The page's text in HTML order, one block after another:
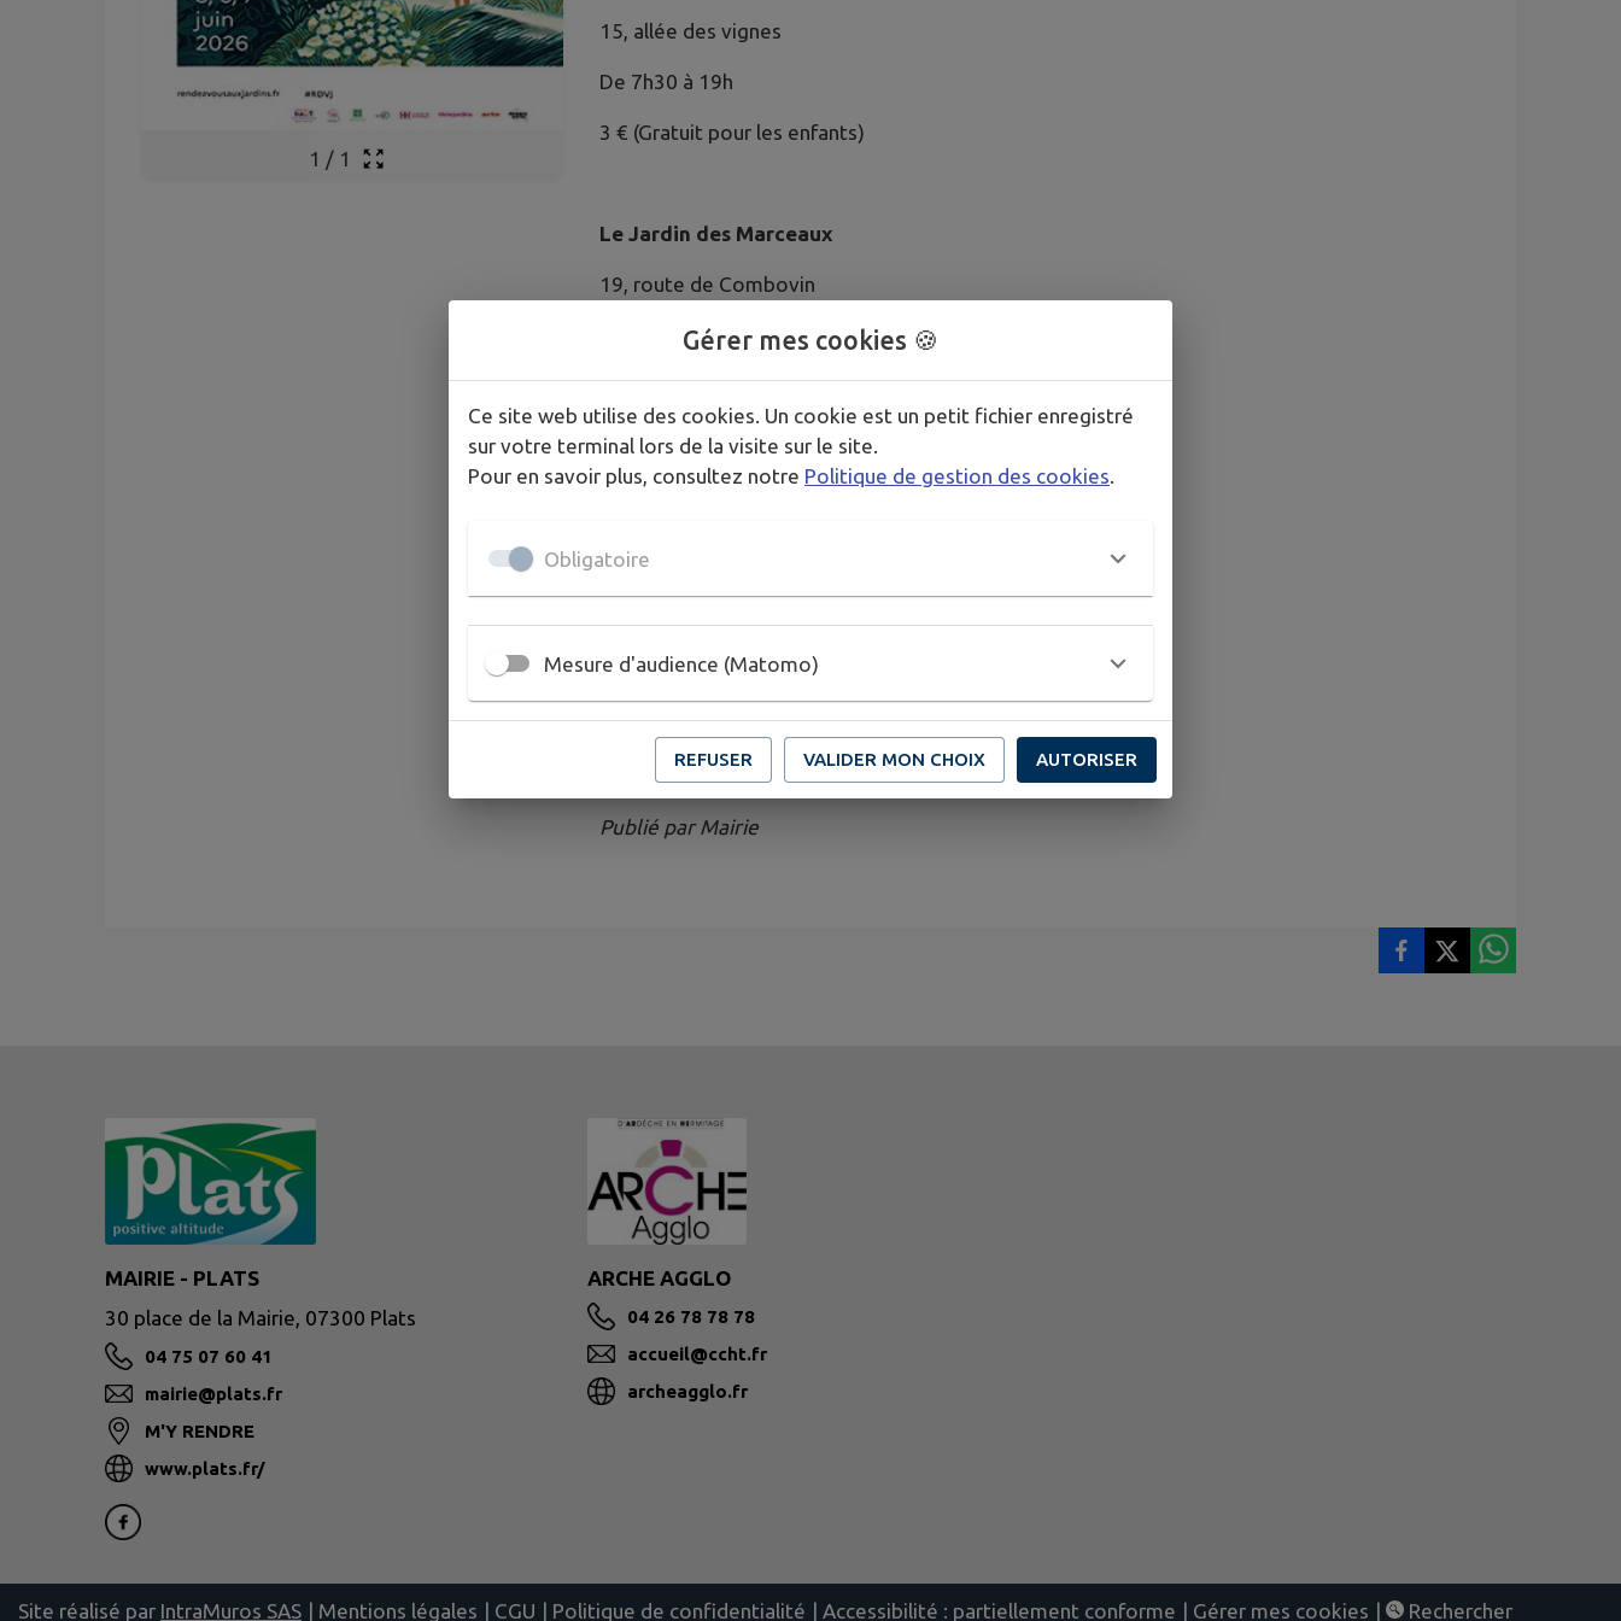
1 / 1
15, allée des vignes
De 7h30 à 19h
3 € (Gratuit pour les enfants)
Le Jardin des Marceaux
19, route de Combovin
Samedi et dimanche de 9h à 18h
5 € (Gratuit pour les moins de 18 ans)
Nos amis les chiens sont acceptés s'ils sont tenus en laisse.
Télécharger la pièce jointe
Publié par Mairie
MAIRIE - PLATS
30 place de la Mairie, 07300 Plats
04 75 07 60 41
mairie@plats.fr
M'Y RENDRE
www.plats.fr/
ARCHE AGGLO
04 26 78 78 78
accueil@ccht.fr
archeagglo.fr
Site réalisé par IntraMuros SAS | Mentions légales | CGU | Politique de confidentialité | Accessibilité : partiellement conforme | Gérer mes cookies | Rechercher
Gérer mes cookies 🍪
Ce site web utilise des cookies. Un cookie est un petit fichier enregistré
sur votre terminal lors de la visite sur le site.
Pour en savoir plus, consultez notre Politique de gestion des cookies.
Obligatoire
Mesure d'audience (Matomo)
REFUSER VALIDER MON CHOIX AUTORISER